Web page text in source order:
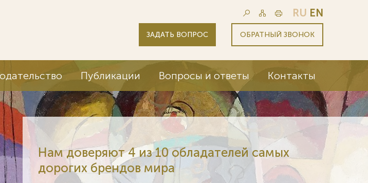
RU EN
ЗАДАТЬ ВОПРОС ОБРАТНЫЙ ЗВОНОК
Публикации Вопросы и ответы Контакты
Нам доверяют 4 из 10 обладателей самых
дорогих брендов мира